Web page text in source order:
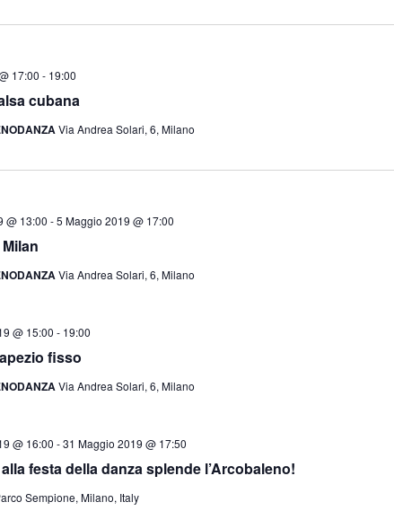
cubana
17:00 - 19:00
Via Andrea Solari, 6, Milano
@ 13:00 -5 Maggio 2019 @ 17:00
Via Andrea Solari, 6, Milano
fisso
@ 15:00 - 19:00
Via Andrea Solari, 6, Milano
festa della danza splende l’Arcobaleno!
@ 16:00 -31 Maggio 2019 @ 17:50
Sempione, Milano, Italy